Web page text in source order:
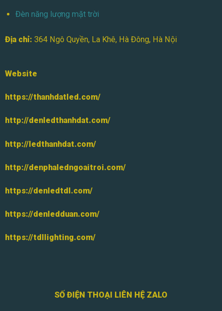
Đèn năng lượng mặt trời
Địa chỉ: 364 Ngô Quyền, La Khê, Hà Đông, Hà Nội
Website
https://thanhdatled.com/
http://denledthanhdat.com/
http://ledthanhdat.com/
http://denphaledngoaitroi.com/
https://denledtdl.com/
https://denledduan.com/
https://tdllighting.com/
SỐ ĐIỆN THOẠI LIÊN HỆ ZALO